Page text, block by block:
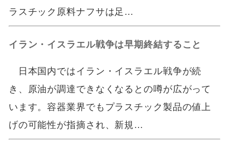
ラスチック原料ナフサは足…
イラン・イスラエル戦争は早期終結すること
日本国内ではイラン・イスラエル戦争が続
き、原油が調達できなくなるとの噂が広がって
います。容器業界でもプラスチック製品の値上
げの可能性が指摘され、新規…